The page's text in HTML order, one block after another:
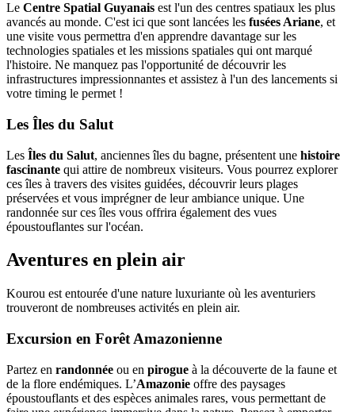
Le Centre Spatial Guyanais est l'un des centres spatiaux les plus
avancés au monde. C'est ici que sont lancées les fusées Ariane, et
une visite vous permettra d'en apprendre davantage sur les
technologies spatiales et les missions spatiales qui ont marqué
l'histoire. Ne manquez pas l'opportunité de découvrir les
infrastructures impressionnantes et assistez à l'un des lancements si
votre timing le permet !
Les Îles du Salut
Les Îles du Salut, anciennes îles du bagne, présentent une histoire
fascinante qui attire de nombreux visiteurs. Vous pourrez explorer
ces îles à travers des visites guidées, découvrir leurs plages
préservées et vous imprégner de leur ambiance unique. Une
randonnée sur ces îles vous offrira également des vues
époustouflantes sur l'océan.
Aventures en plein air
Kourou est entourée d'une nature luxuriante où les aventuriers
trouveront de nombreuses activités en plein air.
Excursion en Forêt Amazonienne
Partez en randonnée ou en pirogue à la découverte de la faune et
de la flore endémiques. L’Amazonie offre des paysages
époustouflants et des espèces animales rares, vous permettant de